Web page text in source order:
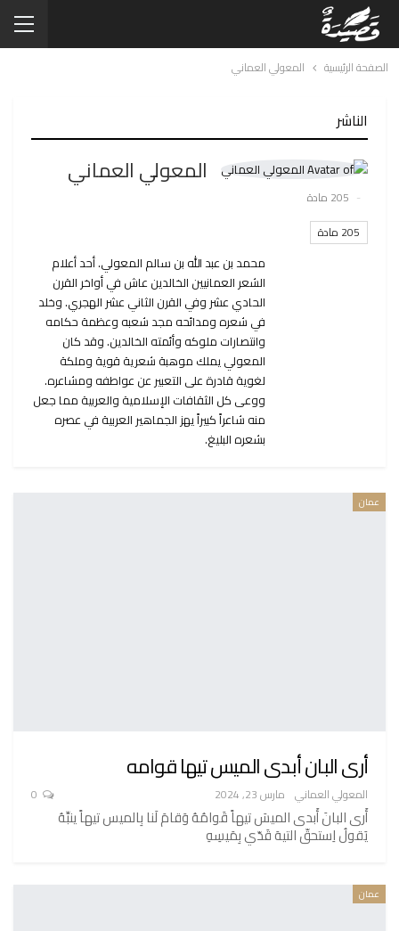
الصفحة الرئيسية المعولي العماني
الناشر
المعولي العماني
205 مادة
205 مادة
محمد بن عبد الله بن سالم المعولي. أحد أعلام
الشعر العمانيين الخالدين عاش في أواخر القرن
الحادي عشر وفي القرن الثاني عشر الهجري. وخلد
في شعره ومدائحه مجد شعبه وعظمة حكامه
وانتصارات ملوكه وأئمته الخالدين. وقد كان
المعولي يملك موهبة شعرية قوية وملكة
لغوية قادرة على التعبير عن عواطفه ومشاعره.
ووعى كل الثقافات الإسلامية والعربية مما جعل
منه شاعراً كبيراً يهز الجماهير العربية في عصره
بشعره البليغ.
عمان
أرى البان أبدى الميس تيها قوامه
المعولي العماني مارس 23, 2024
أَرى البانَ أَبدى الميسَ تيهاً قَوامُهُ وَقامَ لَنا بِالميس تيهاً ينبِّهُ
يَقولُ اِستحقّ التيهَ قَدّي بِمَيسِهِ
عمان